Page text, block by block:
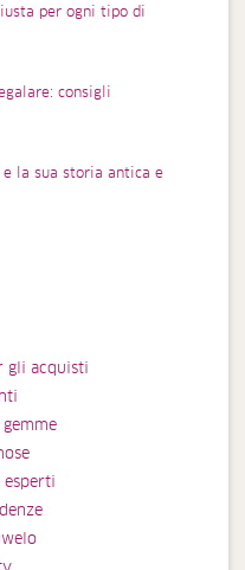
per ogni tipo di
consigli
e la sua storia antica e
gli acquisti
gemme
esperti